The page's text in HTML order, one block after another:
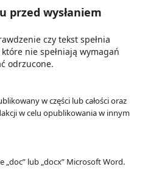
przed wysłaniem
czy tekst spełnia
nie spełniają wymagań
odrzucone.
w części lub całości oraz
w celu opublikowania w innym
„doc” lub „docx” Microsoft Word.